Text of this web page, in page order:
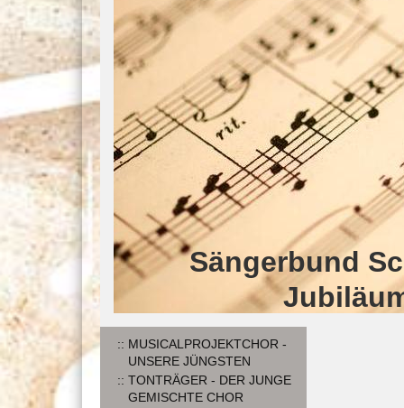
Sängerbund
MUSICALPROJEKTCHOR -
UNSERE JÜNGSTEN
TONTRÄGER - DER JUNGE
GEMISCHTE CHOR